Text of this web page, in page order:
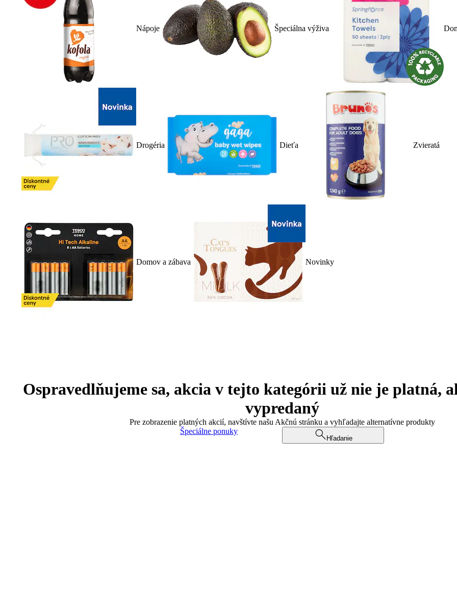
Nápoje Špeciálna výživa
Drogéria Dieťa Zvieratá
Domov a zábava Novinky
Ospravedlňujeme sa, akcia v tejto kategórii už nie je platná,
vypredaný
Pre zobrazenie platných akcií, navštívte našu Akčnú stránku a vyhľadajte alternatívne produkty
Špeciálne ponuky
Hľadanie